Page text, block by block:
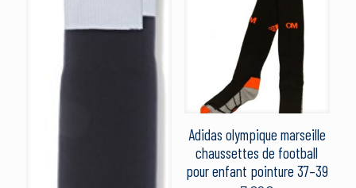
Adidas olympique marseille
chaussettes de football
pour enfant pointure 37–39